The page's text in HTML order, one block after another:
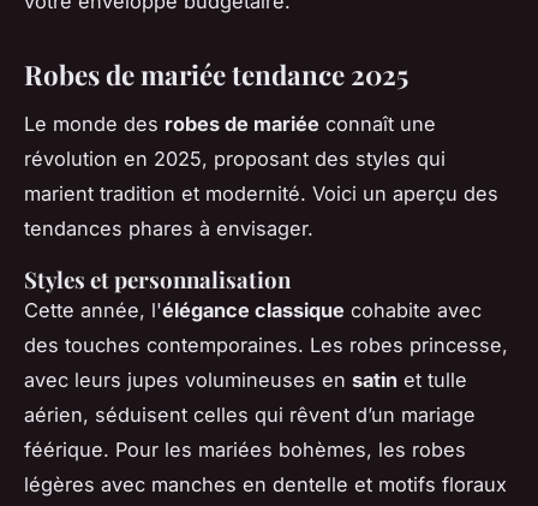
Robes de mariée tendance 2025
Le monde des robes de mariée connaît une
révolution en 2025, proposant des styles qui
marient tradition et modernité. Voici un aperçu des
tendances phares à envisager.
Styles et personnalisation
Cette année, l'élégance classique cohabite avec
des touches contemporaines. Les robes princesse,
avec leurs jupes volumineuses en satin et tulle
aérien, séduisent celles qui rêvent d’un mariage
féérique. Pour les mariées bohèmes, les robes
légères avec manches en dentelle et motifs floraux